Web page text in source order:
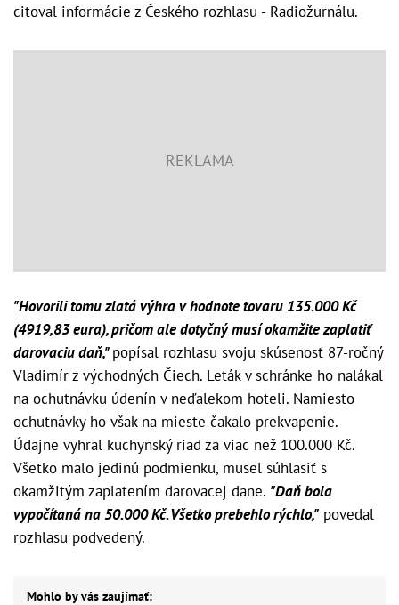
citoval informácie z Českého rozhlasu - Radiožurnálu.
"Hovorili tomu zlatá výhra v hodnote tovaru 135.000 Kč
(4919,83 eura), pričom ale dotyčný musí okamžite zaplatiť
darovaciu daň,"popísal rozhlasu svoju skúsenosť 87-ročný
Vladimír z východných Čiech. Leták v schránke ho nalákal
na ochutnávku údenín v neďalekom hoteli. Namiesto
ochutnávky ho však na mieste čakalo prekvapenie.
Údajne vyhral kuchynský riad za viac než 100.000 Kč.
Všetko malo jedinú podmienku, musel súhlasiť s
okamžitým zaplatením darovacej dane. "Daň bola
vypočítaná na 50.000 Kč. Všetko prebehlo rýchlo," povedal
rozhlasu podvedený.
Mohlo by vás zaujímať: